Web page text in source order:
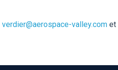
verdier@aerospace-valley.com et